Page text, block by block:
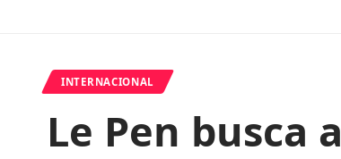
INTERNACIONAL
Le Pen busca